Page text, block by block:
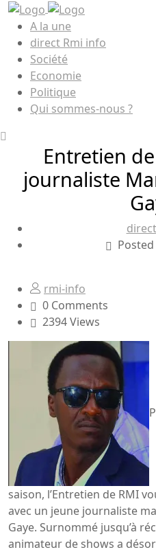
A la une
direct Rmi info
Société
Economie
Politique
Qui sommes-nous ?
Entretien
journaliste
rmi-info
0 Comments
2394 Views
saison, l’Entretien de RMI
avec un jeune journaliste
Gaye. Surnommé jusqu’à
animateur de shows a